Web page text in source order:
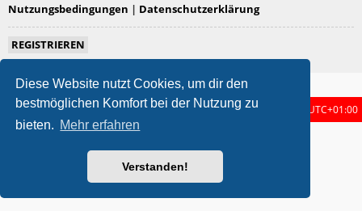
Diese Website nutzt Cookies, um dir den
bestmöglichen Komfort bei der Nutzung zu
bieten. Mehr erfahren
Verstanden!
Nutzungsbedingungen | Datenschutzerklärung
REGISTRIEREN
Foren-Übersicht Alle Zeiten sind UTC+01:00
Powered byphpBB® Forum Software © phpBB Limited
Deutsche Übersetzung durch
Datenschutz|Nutzungsbedingungen